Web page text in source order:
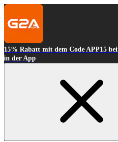
15% Rabatt mit dem Code APP15
in der App